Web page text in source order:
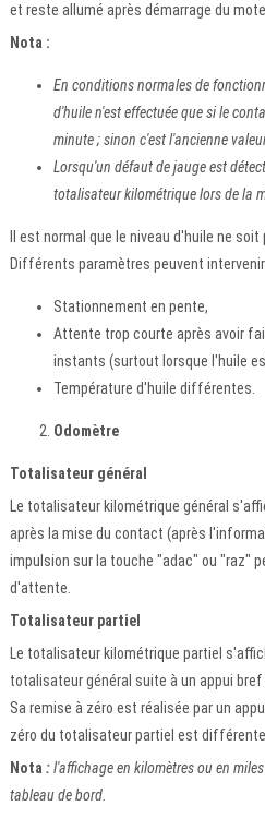
et reste allumé après démarrage du
Nota :
En conditions normales de
d'huile n'est effectuée que si le
minute ; sinon c'est l'ancienne
Lorsqu'un défaut de jauge est
totalisateur kilométrique lors de la
Il est normal que le niveau d'huile ne
Différents paramètres peuvent
Stationnement en pente,
Attente trop courte après avoir
instants (surtout lorsque l'huile
Température d'huile différentes.
Odomètre
Totalisateur général
Le totalisateur kilométrique général
après la mise du contact (après
impulsion sur la touche "adac" ou "raz"
d'attente.
Totalisateur partiel
Le totalisateur kilométrique partiel
totalisateur général suite à un appui
Sa remise à zéro est réalisée par un
zéro du totalisateur partiel est différente
Nota:l'affichage en kilomètres ou en
tableau de bord.